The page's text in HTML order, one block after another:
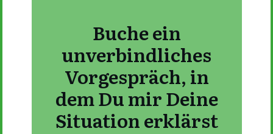
Buche ein
unverbindliches
Vorgespräch, in
dem Du mir Deine
Situation erklärst